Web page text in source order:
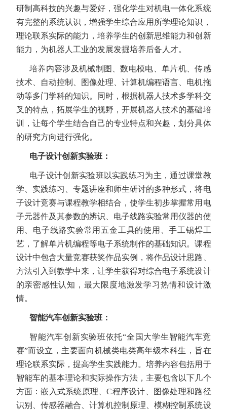
研制高科技的兴趣与爱好，强化学生对机电一体化系统
有完整的系统认识，增强学生综合应用所学理论知识，
理论联系实际的能力，培养学生的创新思维能力和创新
能力，为机器人工业的发展发掘培养后备人才。
培养内容涉及机械制图、数电模电、单片机、传感
技术、自动控制、图像处理、计算机编程语言、电机拖
动等多门学科的知识。同时，根据机器人技术多学科交
叉的特点，拓展学生的视野，开展机器人技术的基础培
训，让每个学生结合自己的专业特点和兴趣，划分具体
的研究方向进行强化。
电子设计创新实验班：
电子设计创新实验班以实践练习为主，通过课堂教
学、实践练习、专题讲座和师生研讨的多种形式，将电
子设计竞赛与课程教学相结合，使学生初步掌握常用电
子元器件及其参数的辨识、电子线路实验常用仪器的使
用、电子线路实验常用五金工具的使用、手工锡焊工
艺，了解单片机编程等电子系统制作的基础知识。课程
设计中包含大量竞赛获奖作品实例，将作品设计思路、
方法引入到教学中来，让学生获得对综合电子系统设计
的亲密感性认知，最大限度地激发学习热情和设计激
情。
智能汽车创新实验班：
智能汽车创新实验班依托“全国大学生智能汽车竞
赛”而设立，主要面向机械类电类高年级本科生，旨在
理论联系实际，提高学生实践能力。培养内容包括用于
智能车的基本理论和实际操作方法，主要包含以下几个
方面：嵌入式系统原理、C程序设计、图像处理和路径
识别、传感器融合、计算机控制原理、模糊控制系统设